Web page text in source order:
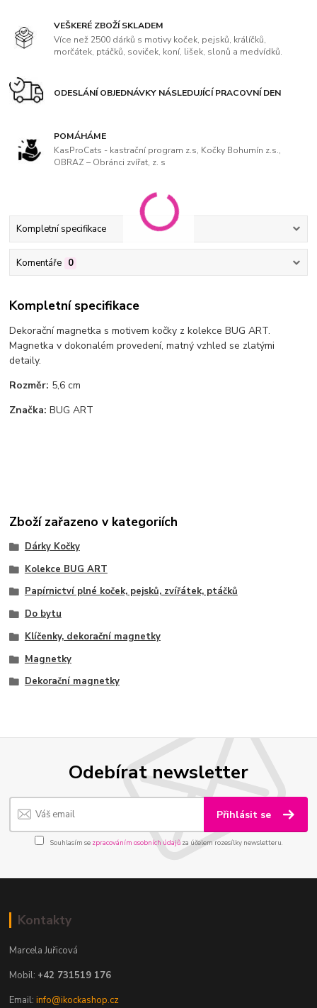
VEŠKERÉ ZBOŽÍ SKLADEM
Více než 2500 dárků s motivy koček, pejsků, králíčků,
morčátek, ptáčků, soviček, koní, lišek, slonů a medvídků.
ODESLÁNÍ OBJEDNÁVKY NÁSLEDUJÍCÍ PRACOVNÍ DEN
POMÁHÁME
KasProCats - kastrační program z.s, Kočky Bohumín z.s.,
OBRAZ – Obránci zvířat, z. s
Kompletní specifikace
Komentáře 0
Kompletní specifikace
Dekorační magnetka s motivem kočky z kolekce BUG ART.
Magnetka v dokonalém provedení, matný vzhled se zlatými
detaily.
Rozměr: 5,6 cm
Značka: BUG ART
Zboží zařazeno v kategoriích
Dárky Kočky
Kolekce BUG ART
Papírnictví plné koček, pejsků, zvířátek, ptáčků
Do bytu
Klíčenky, dekorační magnetky
Magnetky
Dekorační magnetky
Odebírat newsletter
Přihlásit se
Souhlasím se zpracováním osobních údajůza účelem rozesílky newsletteru.
Kontakty
Marcela Juřicová
Mobil: +42 731519 176
Email:info@ikockashop.cz